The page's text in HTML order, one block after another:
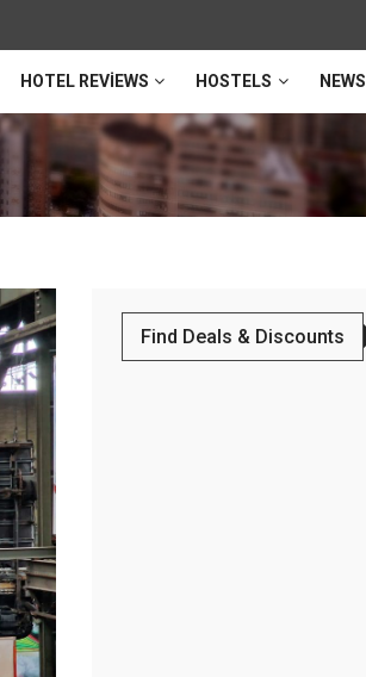
HOTEL REVIEWS HOSTELS NEWS
Find Deals & Discounts